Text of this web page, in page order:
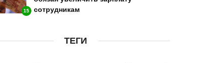
15
сотрудникам
ТЕГИ